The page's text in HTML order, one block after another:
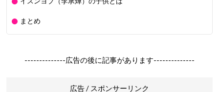
まとめ
--------------広告の後に記事があります--------------
広告 / スポンサーリンク